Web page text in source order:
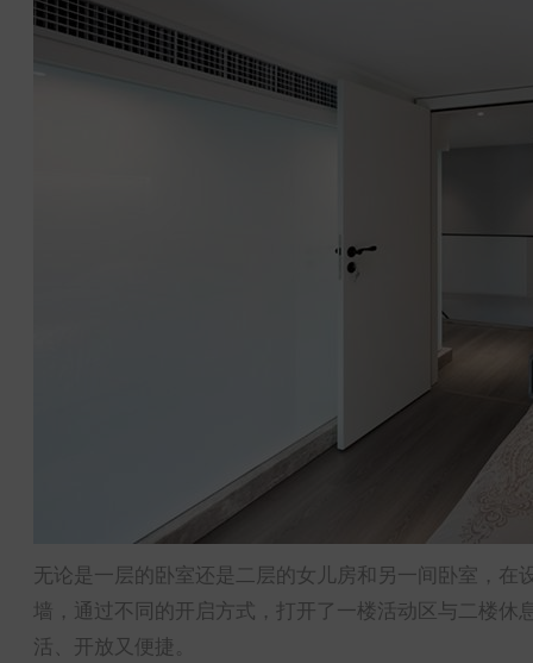
无论是一层的卧室还是二层的女儿房和另一间卧室，
墙，通过不同的开启方式，打开了一楼活动区与二楼
活、开放又便捷。